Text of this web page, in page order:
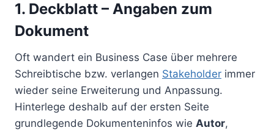
1. Deckblatt – Angaben zum
Dokument
Oft wandert ein Business Case über mehrere
Schreibtische bzw. verlangen Stakeholder immer
wieder seine Erweiterung und Anpassung.
Hinterlege deshalb auf der ersten Seite
grundlegende Dokumenteninfos wie Autor,